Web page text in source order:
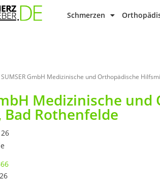
Schmerzen
SUMSER GmbH Medizinische und Orthopädische
Medizinische
Rothenfelde